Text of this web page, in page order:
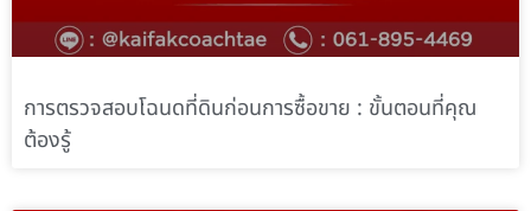
การตรวจสอบโฉนดที่ดินก่อนการซื้อขาย : ขั้นตอนที่คุณ
ต้องรู้